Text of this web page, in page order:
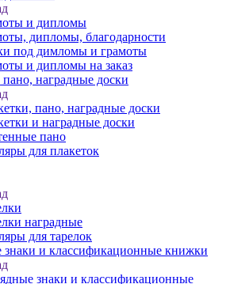
и дипломы
дипломы, благодарности
под димломы и грамоты
и дипломы на заказ
наградные доски
пано, наградные доски
и наградные доски
пано
для плакеток
наградные
для тарелок
знаки и классификационные книжки
знаки и классификационные